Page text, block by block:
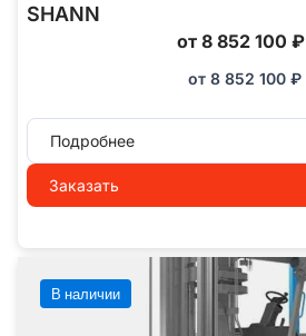
SHANN
от 8 852 100 ₽
от 8 852 100 ₽
Подробнее
Заказать
В наличии